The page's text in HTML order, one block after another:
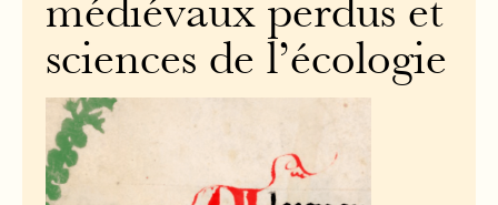
médiévaux perdus et
sciences de l’écologie